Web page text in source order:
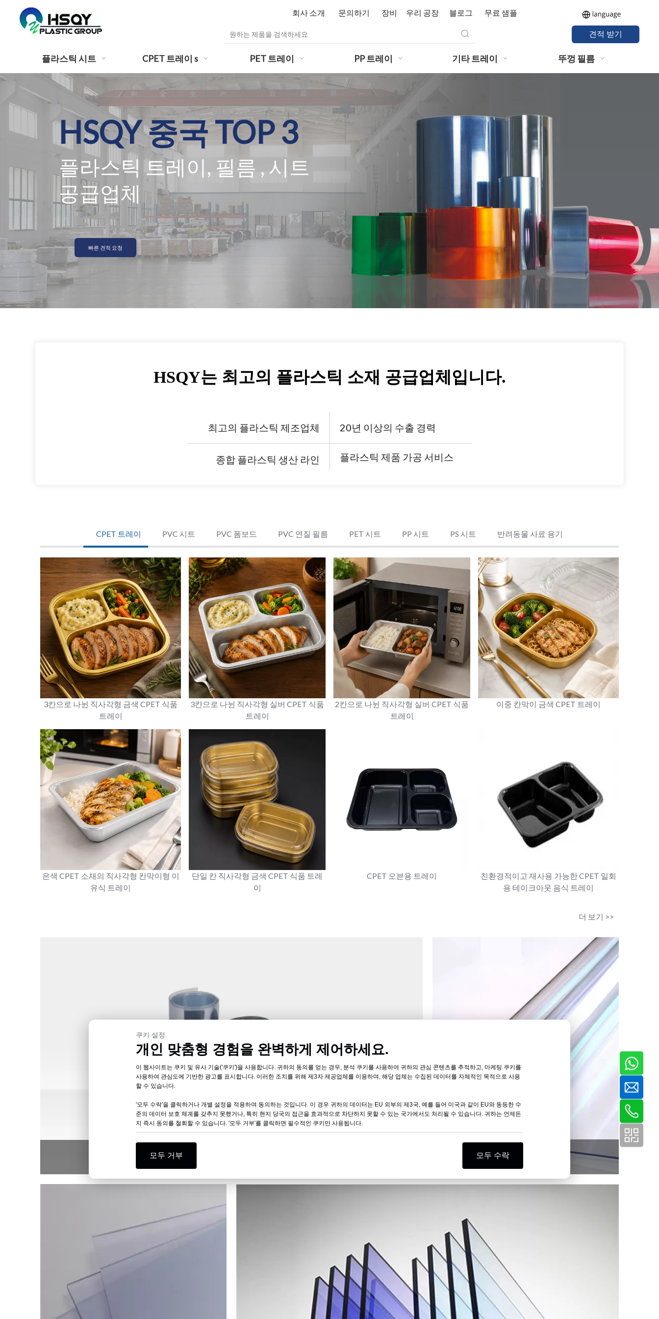
회사 소개 문의하기 장비 우리 공장 블로그 무료 샘플
견적 받기
플라스틱 시트 CPET 트레이 s PET 트레이 PP 트레이 기타 트레이 뚜껑 필름
빠른 견적 요청
HSQY 중국 TOP 3
플라스틱 트레이, 필름 , 시트
공급업체
HSQY는 최고의 플라스틱 소재 공급업체입니다.
최고의 플라스틱 제조업체 20년 이상의 수출 경력
종합 플라스틱 생산 라인 플라스틱 제품 가공 서비스
CPET 트레이 PVC 시트 PVC 폼보드 PVC 연질 필름 PET 시트 PP 시트 PS 시트 반려동물 사료 용기
3칸으로 나뉜 직사각형 금색 CPET 식품
트레이
3칸으로 나뉜 직사각형 실버 CPET 식품
트레이
2칸으로 나뉜 직사각형 실버 CPET 식품
트레이
이중 칸막이 금색 CPET 트레이
은색 CPET 소재의 직사각형 칸막이형 이
유식 트레이
단일 칸 직사각형 금색 CPET 식품 트레
이
CPET 오븐용 트레이
친환경적이고 재사용 가능한 CPET 일회
용 테이크아웃 음식 트레이
더 보기 >>
PVC 연성 필름
쿠키 설정.
개인 맞춤형 경험을 완벽하게 제어하세요.
이 웹사이트는 쿠키 및 유사 기술('쿠키')을 사용합니다. 귀하의 동의를 얻는 경우, 분석 쿠키를 사용하여 귀하의 관심 콘텐츠를 추적하고, 마케팅 쿠키를
사용하여 관심도에 기반한 광고를 표시합니다. 이러한 조치를 위해 제3자 제공업체를 이용하며, 해당 업체는 수집된 데이터를 자체적인 목적으로 사용
할 수 있습니다.
'모두 수락'을 클릭하거나 개별 설정을 적용하여 동의하는 것입니다. 이 경우 귀하의 데이터는 EU 외부의 제3국, 예를 들어 미국과 같이 EU와 동등한 수
준의 데이터 보호 체계를 갖추지 못했거나, 특히 현지 당국의 접근을 효과적으로 차단하지 못할 수 있는 국가에서도 처리될 수 있습니다. 귀하는 언제든
지 즉시 동의를 철회할 수 있습니다. '모두 거부'를 클릭하면 필수적인 쿠키만 사용됩니다.
모두 거부 모두 수락